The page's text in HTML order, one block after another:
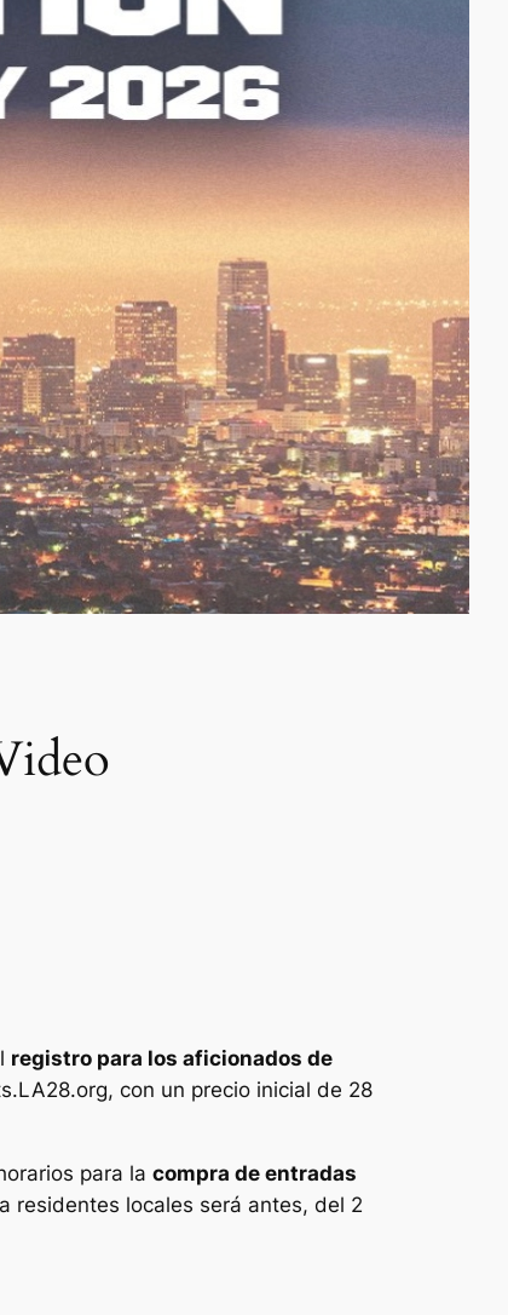
registro para los aficionados de
con un precio inicial de 28
para la compra de entradas
residentes locales será antes, del 2